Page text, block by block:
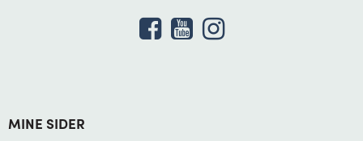
MINE SIDER